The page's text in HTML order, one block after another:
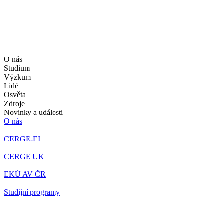
O nás
Studium
Výzkum
Lidé
Osvěta
Zdroje
Novinky a události
O nás
CERGE-EI
CERGE UK
EKÚ AV ČR
Studijní programy